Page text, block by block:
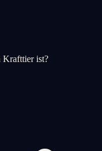
Krafttier ist?